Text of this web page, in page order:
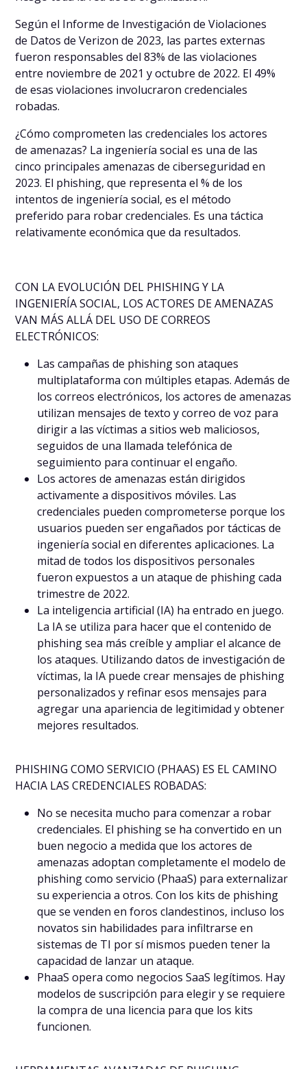
Según el Informe de Investigación de Violaciones
de Datos de Verizon de 2023, las partes externas
fueron responsables del 83% de las violaciones
entre noviembre de 2021 y octubre de 2022. El 49%
de esas violaciones involucraron credenciales
robadas.
¿Cómo comprometen las credenciales los actores
de amenazas? La ingeniería social es una de las
cinco principales amenazas de ciberseguridad en
2023. El phishing, que representa el % de los
intentos de ingeniería social, es el método
preferido para robar credenciales. Es una táctica
relativamente económica que da resultados.
CON LA EVOLUCIÓN DEL PHISHING Y LA
INGENIERÍA SOCIAL, LOS ACTORES DE AMENAZAS
VAN MÁS ALLÁ DEL USO DE CORREOS
ELECTRÓNICOS:
Las campañas de phishing son ataques
multiplataforma con múltiples etapas. Además de
los correos electrónicos, los actores de amenazas
utilizan mensajes de texto y correo de voz para
dirigir a las víctimas a sitios web maliciosos,
seguidos de una llamada telefónica de
seguimiento para continuar el engaño.
Los actores de amenazas están dirigidos
activamente a dispositivos móviles. Las
credenciales pueden comprometerse porque los
usuarios pueden ser engañados por tácticas de
ingeniería social en diferentes aplicaciones. La
mitad de todos los dispositivos personales
fueron expuestos a un ataque de phishing cada
trimestre de 2022.
La inteligencia artificial (IA) ha entrado en juego.
La IA se utiliza para hacer que el contenido de
phishing sea más creíble y ampliar el alcance de
los ataques. Utilizando datos de investigación de
víctimas, la IA puede crear mensajes de phishing
personalizados y refinar esos mensajes para
agregar una apariencia de legitimidad y obtener
mejores resultados.
PHISHING COMO SERVICIO (PHAAS) ES EL CAMINO
HACIA LAS CREDENCIALES ROBADAS:
No se necesita mucho para comenzar a robar
credenciales. El phishing se ha convertido en un
buen negocio a medida que los actores de
amenazas adoptan completamente el modelo de
phishing como servicio (PhaaS) para externalizar
su experiencia a otros. Con los kits de phishing
que se venden en foros clandestinos, incluso los
novatos sin habilidades para infiltrarse en
sistemas de TI por sí mismos pueden tener la
capacidad de lanzar un ataque.
PhaaS opera como negocios SaaS legítimos. Hay
modelos de suscripción para elegir y se requiere
la compra de una licencia para que los kits
funcionen.